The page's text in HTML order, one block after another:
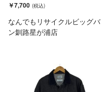
￥7,700
なんでもリサイクルビッグバ
ン釧路星が浦店